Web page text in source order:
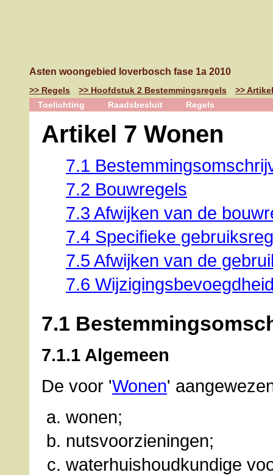
Asten woongebied loverbosch fase 1a 2010
Regels Hoofdstuk 2 Bestemmingsregels
Toelichting
Raadsbesluit Regels
Artikel 7 Wonen
7.1
7.2 Bouwregels
7.3 Afwijken van de
7.4 Specifieke
7.5 Afwijken van de
7.6
7.1
7.1.1 Algemeen
De voor 'Wonen'
wonen;
nutsvoorzieningen;
waterhuishoudkundige